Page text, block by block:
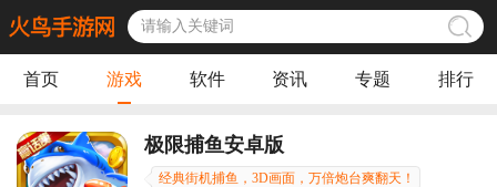
首页 游戏 软件 资讯 专题 排行
极限捕鱼安卓版
经典街机捕鱼，3D画面，万倍炮台爽翻天！